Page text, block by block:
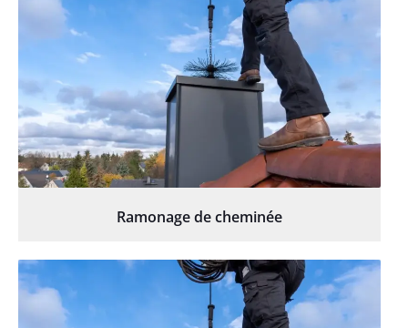
Ramonage de cheminée